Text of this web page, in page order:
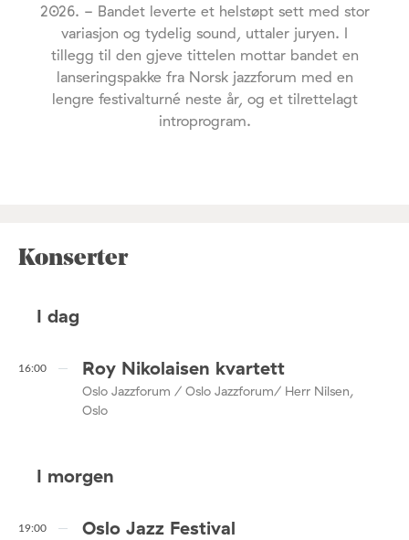
2026. - Bandet leverte et helstøpt sett med stor
variasjon og tydelig sound, uttaler juryen. I
tillegg til den gjeve tittelen mottar bandet en
lanseringspakke fra Norsk jazzforum med en
lengre festivalturné neste år, og et tilrettelagt
introprogram.
Konserter
I dag
16:00 Roy Nikolaisen kvartett
Oslo Jazzforum / Oslo Jazzforum/ Herr Nilsen,
Oslo
I morgen
19:00 Oslo Jazz Festival